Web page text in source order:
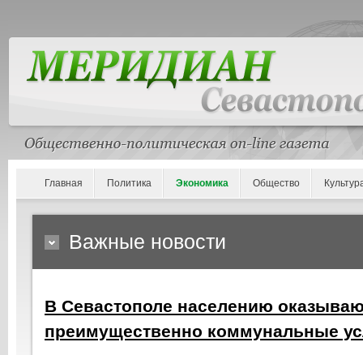
Главная Политика Экономика Общество
Важные новости
В Севастополе населению
преимущественно коммунальные